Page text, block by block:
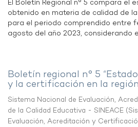
El Boletín Regional n° 5 compara el
obtenido en materia de calidad de
para el periodo comprendido entre
agosto del año 2023, considerando
Boletín regional n° 5
y la certificación en la
Sistema Nacional de Evaluación,
de la Calidad Educativa - SINEACE (
Evaluación, Acreditación y